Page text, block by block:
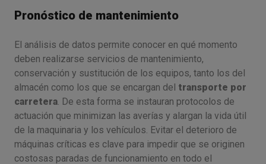
Pronóstico de mantenimiento
El análisis de datos permite conocer en qué momento
deben realizarse servicios de mantenimiento,
conservación y sustitución de los equipos, tanto los del
almacén como los que se encargan del transporte por
carretera. De esta forma se instauran protocolos de
actuación que minimizan las averías y alargan la vida útil
de la maquinaria y los vehículos. Evitar el deterioro de
máquinas críticas es clave para impedir que se originen
costosas paradas de funcionamiento en todo el